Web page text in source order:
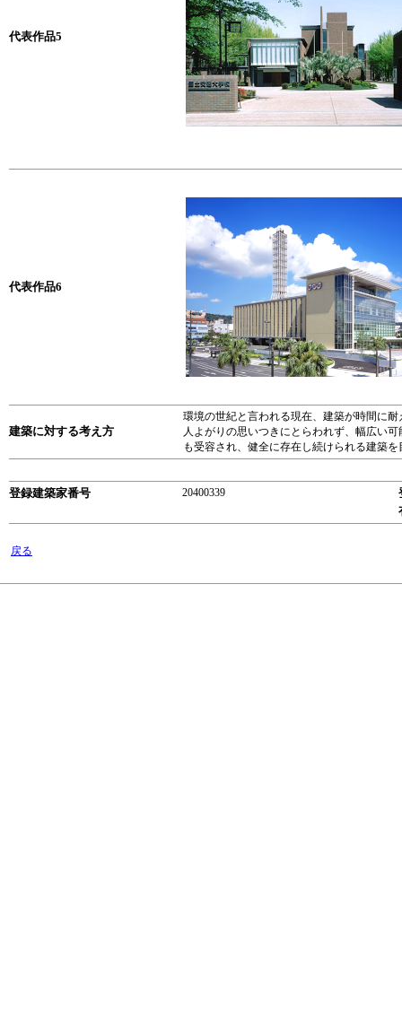
代表作品5
代表作品6
建築に対する考え方
環境の世紀と言われる現在、建築が時間に
人よがりの思いつきにとらわれず、幅広い
も受容され、健全に存在し続けられる建築
登録建築家番号 20400339
戻る